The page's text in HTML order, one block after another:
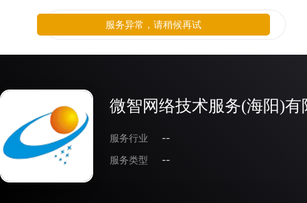
微智网络技术服务(海阳)有
服务行业
--
服务类型
--
服务异常，请稍候再试